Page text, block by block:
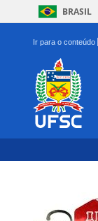
BRASIL
Ir para o conteúdo